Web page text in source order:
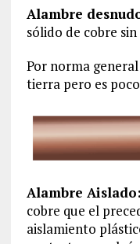
Alambre
sólido de cobre
Por norma
tierra pero es
Alambre Aislado:
cobre que el
aislamiento